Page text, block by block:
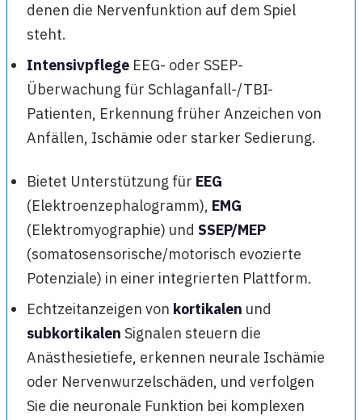
denen die Nervenfunktion auf dem Spiel
steht.
Intensivpflege EEG- oder SSEP-
Überwachung für Schlaganfall-/TBI-
Patienten, Erkennung früher Anzeichen von
Anfällen, Ischämie oder starker Sedierung.
Bietet Unterstützung für EEG
(Elektroenzephalogramm), EMG
(Elektromyographie) und SSEP/MEP
(somatosensorische/motorisch evozierte
Potenziale) in einer integrierten Plattform.
Echtzeitanzeigen von kortikalen und
subkortikalen Signalen steuern die
Anästhesietiefe, erkennen neurale Ischämie
oder Nervenwurzelschäden, und verfolgen
Sie die neuronale Funktion bei komplexen